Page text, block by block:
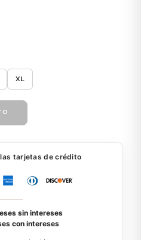
XL
tarjetas de crédito
sin intereses
con intereses